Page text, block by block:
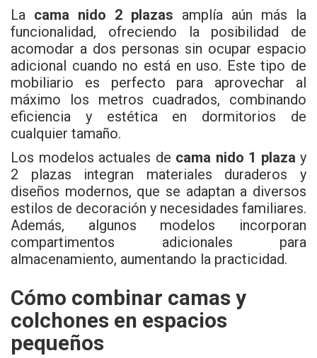
La cama nido 2 plazas amplía aún más la
funcionalidad, ofreciendo la posibilidad de
acomodar a dos personas sin ocupar espacio
adicional cuando no está en uso. Este tipo de
mobiliario es perfecto para aprovechar al
máximo los metros cuadrados, combinando
eficiencia y estética en dormitorios de
cualquier tamaño.
Los modelos actuales de cama nido 1 plaza y
2 plazas integran materiales duraderos y
diseños modernos, que se adaptan a diversos
estilos de decoración y necesidades familiares.
Además, algunos modelos incorporan
compartimentos adicionales para
almacenamiento, aumentando la practicidad.
Cómo combinar camas y
colchones en espacios
pequeños